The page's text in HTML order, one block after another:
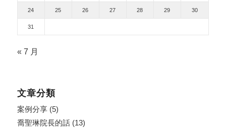
24 25 26 27 28 29 30
31
« 7 月
文章分類
案例分享(5)
喬聖琳院長的話(13)